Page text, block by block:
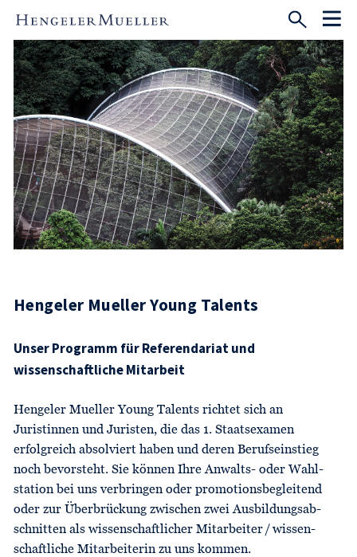
Hengeler Mueller Young Talents
Unser Programm für Referendariat und
wissenschaftliche Mitarbeit
Hengeler Mueller Young Talents richtet sich an
Juristinnen und Juristen, die das 1. Staats­examen
erfolgreich absolviert haben und deren Berufs­einstieg
noch bevorsteht. Sie können Ihre Anwalts- oder Wahl­
station bei uns verbringen oder promo­tions­­­begleitend
oder zur Über­brückung zwischen zwei Ausbildungs­­ab­
schnitten als wissenschaftlicher Mitar­beiter / wissen­
schaftliche Mitarbeiterin zu uns kommen.